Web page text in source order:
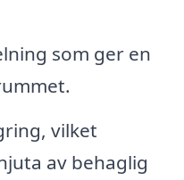
som ger en
vilket
av behaglig